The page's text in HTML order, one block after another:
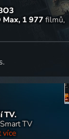
Max 1 977 filmů
TV.
TV
více